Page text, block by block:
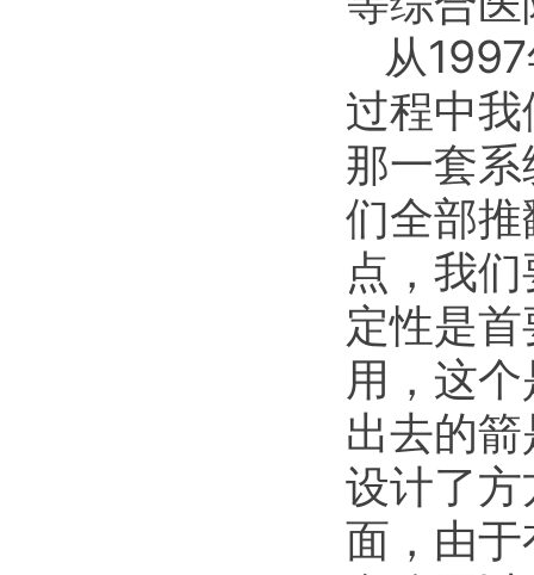
从
过程中
那一套
们全部
点，我
定性是
用，这
出去的
设计了
面，由